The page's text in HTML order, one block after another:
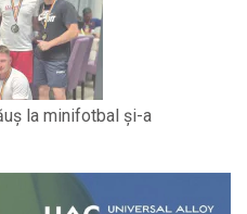
la minifotbal și-a